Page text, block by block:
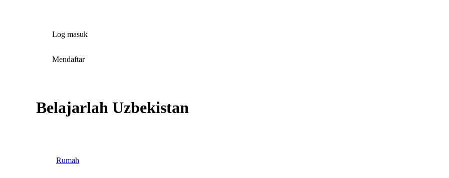
Log masuk
Mendaftar
Belajarlah Uzbekistan
Rumah